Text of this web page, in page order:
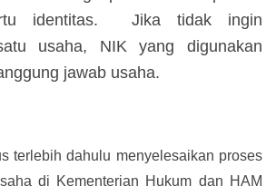
identitas. Jika tidak ingin
usaha, NIK yang digunakan
jawab usaha.
terlebih dahulu menyelesaikan proses
di Kementerian Hukum dan HAM